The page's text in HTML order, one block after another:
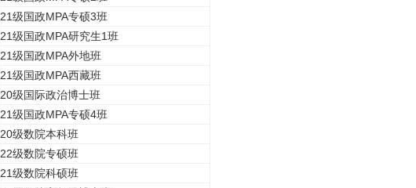
21级国政MPA专硕3班
21级国政MPA研究生1班
21级国政MPA外地班
21级国政MPA西藏班
20级国际政治博士班
21级国政MPA专硕4班
20级数院本科班
22级数院专硕班
21级数院科硕班